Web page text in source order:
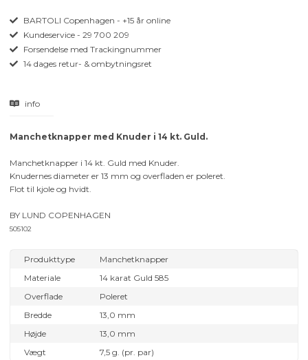
BARTOLI Copenhagen - +15 år online
Kundeservice - 29 700 209
Forsendelse med Trackingnummer
14 dages retur- & ombytningsret
info
Manchetknapper med Knuder i 14 kt. Guld.
Manchetknapper i 14 kt. Guld med Knuder.
Knudernes diameter er 13 mm og overfladen er poleret.
Flot til kjole og hvidt.
BY LUND COPENHAGEN
505102
Produkttype
Manchetknapper
Materiale
14 karat Guld 585
Overflade
Poleret
Bredde
13,0 mm
Højde
13,0 mm
Vægt
7,5 g. (pr. par)